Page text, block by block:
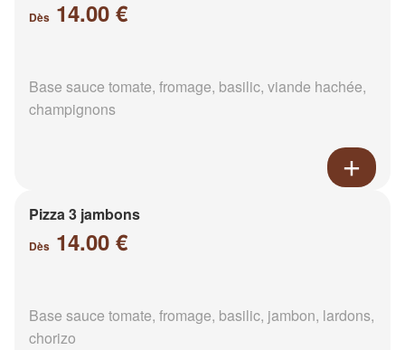
Dès 14.00 €
Base sauce tomate, fromage, basilic, viande hachée,
champignons
Pizza 3 jambons
Dès 14.00 €
Base sauce tomate, fromage, basilic, jambon, lardons,
chorizo